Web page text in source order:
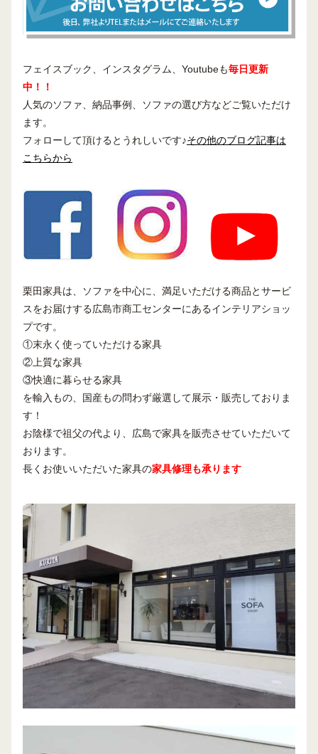
フェイスブック、インスタグラム、Youtubeも毎日更新
中！！
人気のソファ、納品事例、ソファの選び方などご覧いただけ
ます。
フォローして頂けるとうれしいです♪その他のブログ記事は
こちらから
栗田家具は、ソファを中心に、満足いただける商品とサービ
スをお届けする広島市商工センターにあるインテリアショッ
プです。
①末永く使っていただける家具
②上質な家具
③快適に暮らせる家具
を輸入もの、国産もの問わず厳選して展示・販売しておりま
す！
お陰様で祖父の代より、広島で家具を販売させていただいて
おります。
長くお使いいただいた家具の家具修理も承ります